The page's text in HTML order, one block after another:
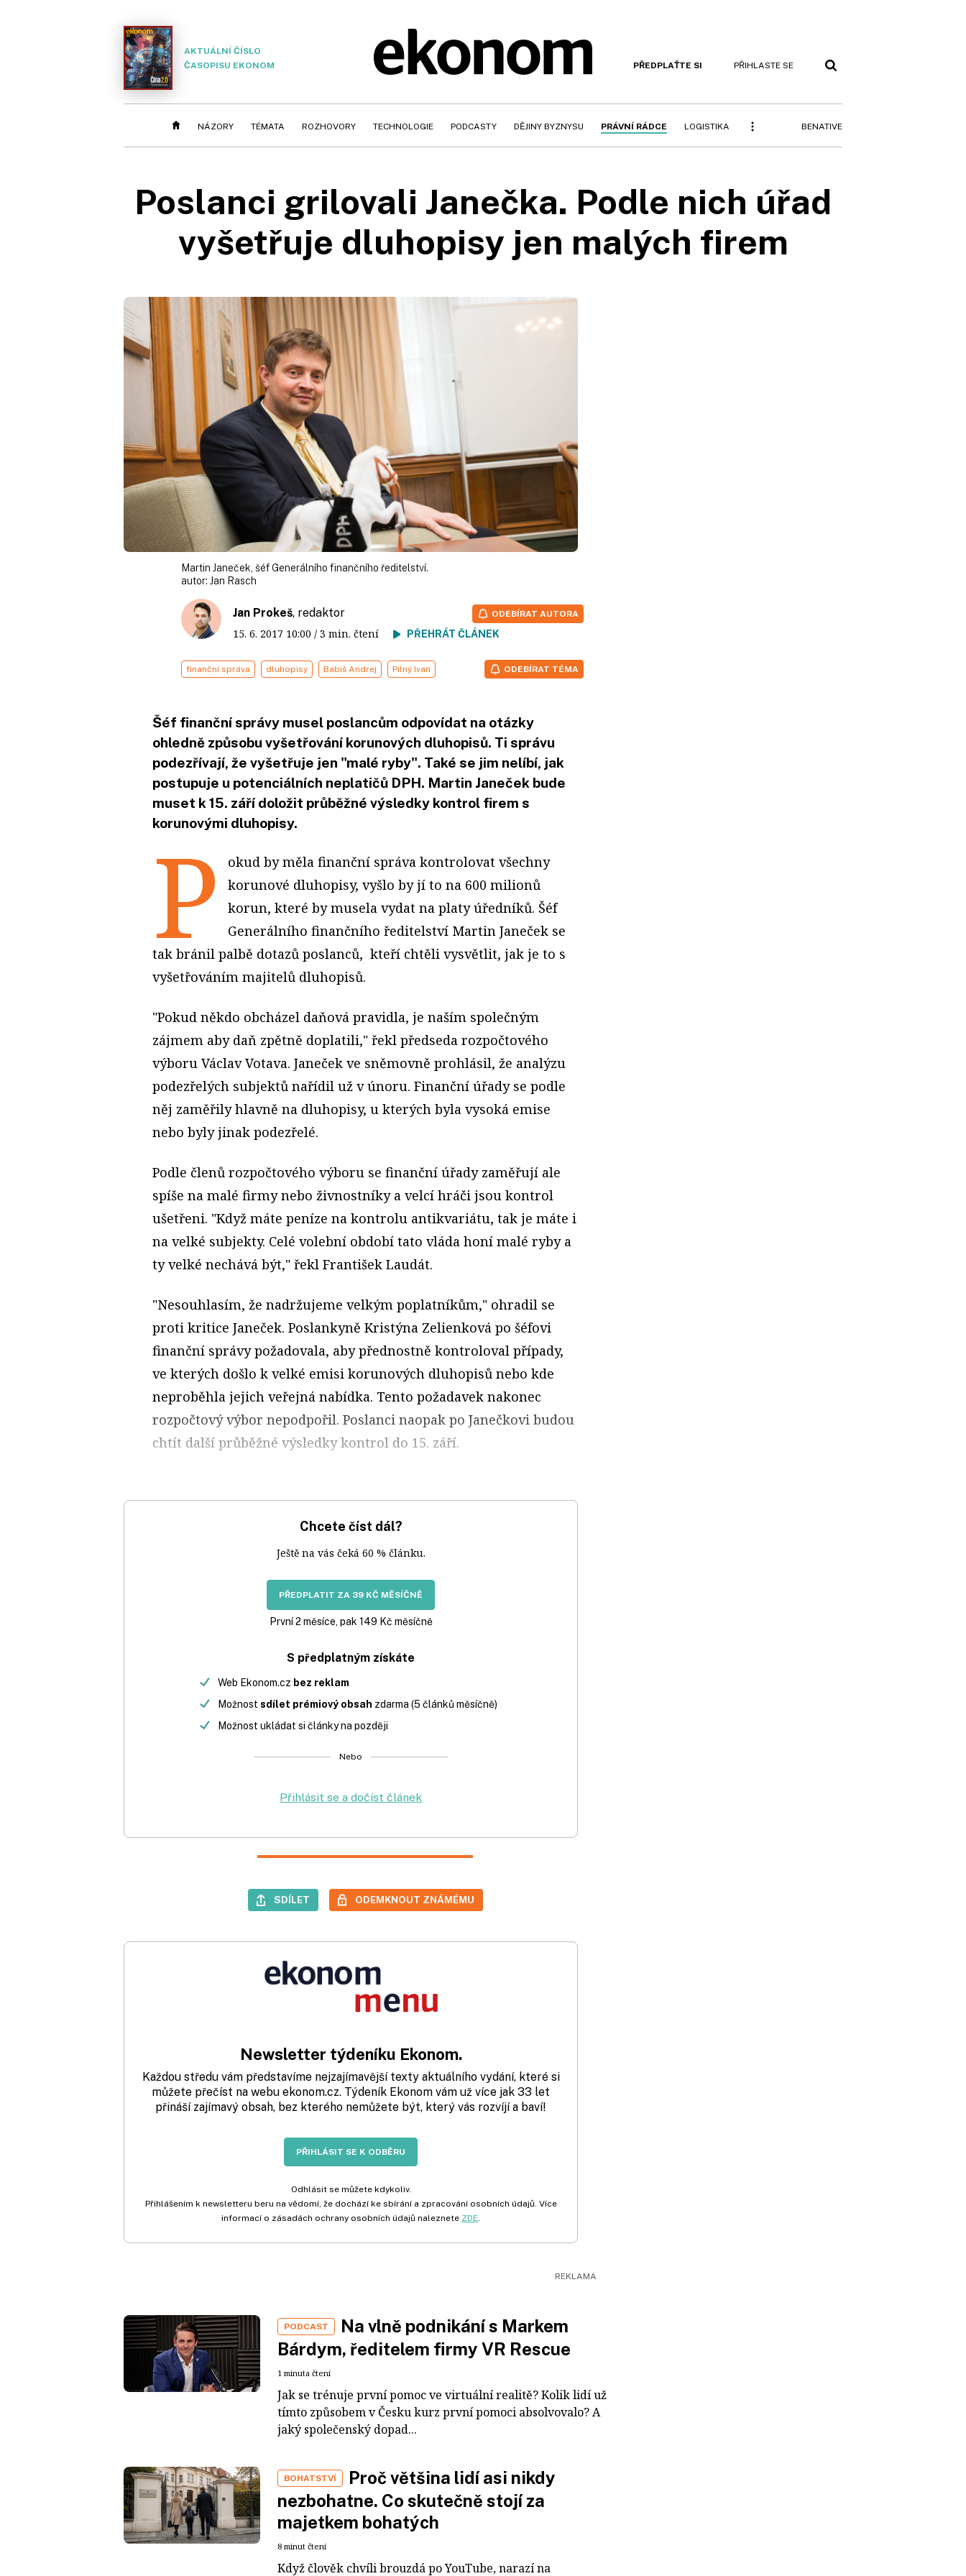
AKTUÁLNÍ ČÍSLO
ČASOPISU EKONOM
PŘEDPLAŤTE SI PŘIHLASTE SE
NÁZORY TÉMATA ROZHOVORY TECHNOLOGIE PODCASTY DĚJINY BYZNYSU PRÁVNÍ RÁDCE LOGISTIKA BENATIVE
Poslanci grilovali Janečka. Podle nich úřad
vyšetřuje dluhopisy jen malých firem
Martin Janeček, šéf Generálního finančního ředitelství.
autor: Jan Rasch
Jan Prokeš, redaktor
15. 6. 2017 10:00 / 3 min. čtení PŘEHRÁT ČLÁNEK
ODEBÍRAT AUTORA
finanční správa dluhopisy Babiš Andrej Pilný Ivan ODEBÍRAT TÉMA
Šéf finanční správy musel poslancům odpovídat na otázky
ohledně způsobu vyšetřování korunových dluhopisů. Ti správu
podezřívají, že vyšetřuje jen "malé ryby". Také se jim nelíbí, jak
postupuje u potenciálních neplatičů DPH. Martin Janeček bude
muset k 15. září doložit průběžné výsledky kontrol firem s
korunovými dluhopisy.
P
okud by měla finanční správa kontrolovat všechny
korunové dluhopisy, vyšlo by jí to na 600 milionů
korun, které by musela vydat na platy úředníků. Šéf
Generálního finančního ředitelství Martin Janeček se
tak bránil palbě dotazů poslanců, kteří chtěli vysvětlit, jak je to s
vyšetřováním majitelů dluhopisů.
"Pokud někdo obcházel daňová pravidla, je naším společným
zájmem aby daň zpětně doplatili," řekl předseda rozpočtového
výboru Václav Votava. Janeček ve sněmovně prohlásil, že analýzu
podezřelých subjektů nařídil už v únoru. Finanční úřady se podle
něj zaměřily hlavně na dluhopisy, u kterých byla vysoká emise
nebo byly jinak podezřelé.
Podle členů rozpočtového výboru se finanční úřady zaměřují ale
spíše na malé firmy nebo živnostníky a velcí hráči jsou kontrol
ušetřeni. "Když máte peníze na kontrolu antikvariátu, tak je máte i
na velké subjekty. Celé volební období tato vláda honí malé ryby a
ty velké nechává být," řekl František Laudát.
"Nesouhlasím, že nadržujeme velkým poplatníkům," ohradil se
proti kritice Janeček. Poslankyně Kristýna Zelienková po šéfovi
finanční správy požadovala, aby přednostně kontroloval případy,
ve kterých došlo k velké emisi korunových dluhopisů nebo kde
neproběhla jejich veřejná nabídka. Tento požadavek nakonec
rozpočtový výbor nepodpořil. Poslanci naopak po Janečkovi budou
chtít další průběžné výsledky kontrol do 15. září.
Chcete číst dál?
Ještě na vás čeká 60 % článku.
PŘEDPLATIT ZA 39 KČ MĚSÍČNĚ
První 2 měsíce, pak 149 Kč měsíčně
S předplatným získáte
Web Ekonom.cz bez reklam
Možnost sdílet prémiový obsah zdarma (5 článků měsíčně)
Možnost ukládat si články na později
Nebo
Přihlásit se a dočíst článek
SDÍLET ODEMKNOUT ZNÁMÉMU
Newsletter týdeníku Ekonom.
Každou středu vám představíme nejzajímavější texty aktuálního vydání, které si
můžete přečíst na webu ekonom.cz. Týdeník Ekonom vám už více jak 33 let
přináší zajímavý obsah, bez kterého nemůžete být, který vás rozvíjí a baví!
PŘIHLÁSIT SE K ODBĚRU
Odhlásit se můžete kdykoliv.
Přihlášením k newsletteru beru na vědomí, že dochází ke sbírání a zpracování osobních údajů. Více
informací o zásadách ochrany osobních údajů naleznete ZDE.
PODCAST
Na vlně podnikání s Markem
Bárdym, ředitelem firmy VR Rescue
1 minuta čtení
Jak se trénuje první pomoc ve virtuální realitě? Kolik lidí už
tímto způsobem v Česku kurz první pomoci absolvovalo? A
jaký společenský dopad...
BOHATSTVÍ
Proč většina lidí asi nikdy
nezbohatne. Co skutečně stojí za
majetkem bohatých
8 minut čtení
Když člověk chvíli brouzdá po YouTube, narazí na